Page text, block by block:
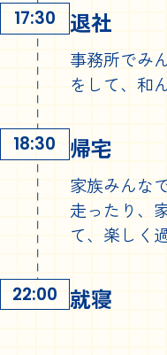
17:30 退社
事務所でみ
をして、和
18:30 帰宅
家族みんな
走ったり、
て、楽しく
22:00 就寝